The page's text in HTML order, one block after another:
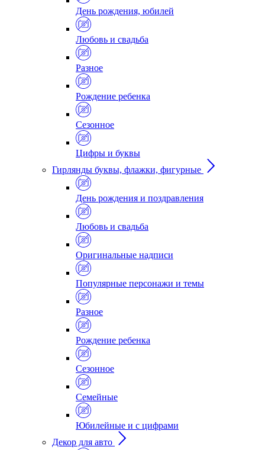
День рождения, юбилей
Любовь и свадьба
Разное
Рождение ребенка
Сезонное
Цифры и буквы
Гирлянды буквы, флажки, фигурные
День рождения и поздравления
Любовь и свадьба
Оригинальные надписи
Популярные персонажи и темы
Разное
Рождение ребенка
Сезонное
Семейные
Юбилейные и с цифрами
Декор для авто